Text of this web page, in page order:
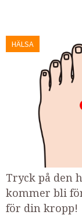
HÄLSA
Tryck på den
kommer bli
för din kropp!